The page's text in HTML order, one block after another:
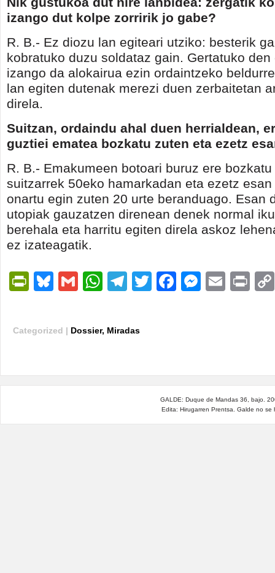
izango dut kolpe zorririk jo gabe?
R. B.- Ez diozu lan egiteari utziko: besterik
kobratuko duzu soldataz gain. Gertatuko
izango da alokairua ezin ordaintzeko
lan egiten dutenak merezi duen zerbaitetan
direla.
Suitzan, ordaindu ahal duen herrialdean,
guztiei ematea bozkatu zuten eta ezetz
R. B.- Emakumeen botoari buruz ere
suitzarrek 50eko hamarkadan eta ezetz
onartu egin zuten 20 urte beranduago. Esan
utopiak gauzatzen direnean denek normal
berehala eta harritu egiten direla askoz
ez izateagatik.
PrintFriendly
Bluesky
GmailWhatsApp
Telegram
TwitterFacebook
Email
Categorized | Dossier, Miradas
GALDE: Duque de Mandas 36, bajo.
Edita: Hirugarren Prentsa. Galde no